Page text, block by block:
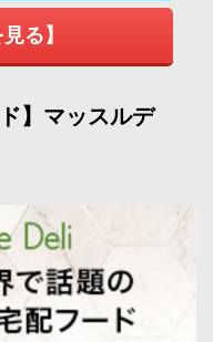
る】
】マッスルデ